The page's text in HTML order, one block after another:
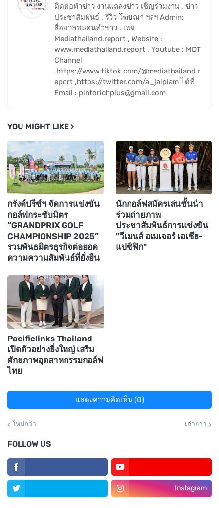
ติดต่อทำข่าว งานแถลงข่าว เชิญร่วมงาน , ข่าว
ประชาสัมพันธ์ , รีวิว โฆษณา ฯลฯ Admin:
สื่อมวลชนคนทำข่าว , เพจ
Mediathailand.report , Website :
www.mediathailand.report , Youtube : MDT
Channel
,https://www.tiktok.com/@mediathailand.r
eport ,https://twitter.com/a_jaipiam ได้ที่
Email : pintorichplus@gmail.com
YOU MIGHT LIKE
กรังด์ปรีซ์ฯ จัดการแข่งขัน
กอล์ฟกระชับมิตร
“GRANDPRIX GOLF
CHAMPIONSHIP 2025”
รวมพันธมิตรธุรกิจต่อยอด
ความความสัมพันธ์ที่ยั่งยืน
นักกอล์ฟสมัครเล่นชั้นนำ
ร่วมถ่ายภาพ
ประชาสัมพันธ์การแข่งขัน
"วีเมนส์ อเมเจอร์ เอเชีย-
แปซิฟิก"
Pacificlinks Thailand
เปิดตัวอย่างยิ่งใหญ่ เสริม
ศักยภาพอุตสาหกรรมกอล์ฟ
ไทย
แสดงความคิดเห็น (0)
ใหม่กว่า เก่ากว่า
FOLLOW US
Instagram